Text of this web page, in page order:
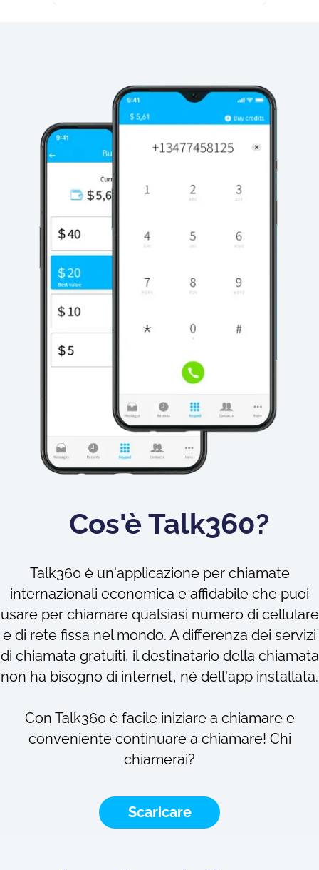
Cos'è Talk360?
Talk360 è un'applicazione per chiamate
internazionali economica e affidabile che puoi
usare per chiamare qualsiasi numero di cellulare
e di rete fissa nel mondo. A differenza dei servizi
di chiamata gratuiti, il destinatario della chiamata
non ha bisogno di internet, né dell'app installata.
Con Talk360 è facile iniziare a chiamare e
conveniente continuare a chiamare! Chi
chiamerai?
Scaricare